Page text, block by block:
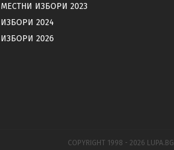
МЕСТНИ ИЗБОРИ 2023
ИЗБОРИ 2024
ИЗБОРИ 2026
COPYRIGHT 1998 - 2026 LUPA.BG